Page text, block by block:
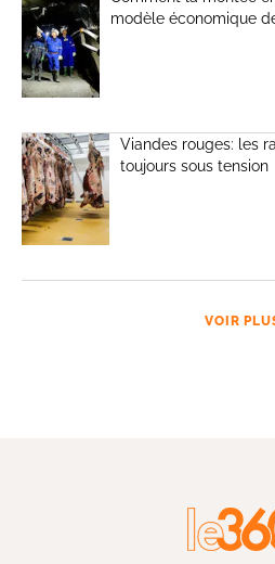
modèle économique
Viandes rouges: les
toujours sous tension
VOIR